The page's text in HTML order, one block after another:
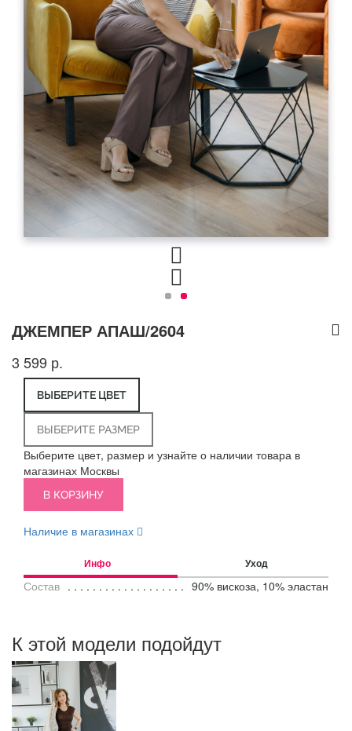
ДЖЕМПЕР АПАШ/2604
3 599 р.
ВЫБЕРИТЕ ЦВЕТ
ВЫБЕРИТЕ РАЗМЕР
Выберите цвет, размер и узнайте о наличии товара в
магазинах Москвы
В КОРЗИНУ
Наличие в магазинах
Инфо Уход
Состав 90% вискоза, 10% эластан
К этой модели подойдут